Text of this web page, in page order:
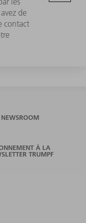
de
contact
NEWSROOM
À LA
TRUMPF